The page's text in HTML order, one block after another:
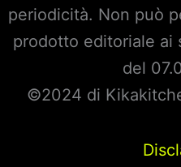
periodicità. Non può
prodotto editoriale ai
del
©2024 di